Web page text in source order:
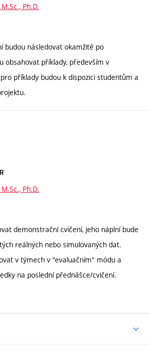
Ph.D.
budou následovat okamžitě po
obsahovat příklady, především v
příklady budou k dispozici studentům a
Ph.D.
demonstrační cvičení, jeho náplní bude
reálných nebo simulovaných dat.
v týmech v "evaluačním" módu a
na poslední přednášce/cvičení.